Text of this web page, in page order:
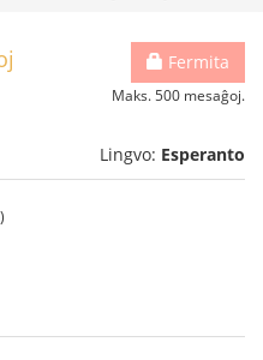
Fermita
Maks. 500 mesaĝoj.
Lingvo: Esperanto
)